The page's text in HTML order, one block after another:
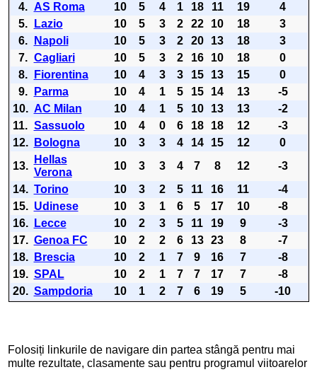
4. AS Roma 10 5 4 1 18 11 19
4
5.
Lazio 10 5 3 2 22 10 18
3
6.
Napoli 10 5 3 2 20 13 18
3
7. Cagliari 10 5 3 2 16 10 18
0
8.
Fiorentina 10 4 3 3 15 13 15
0
9.
Parma 10 4 1 5 15 14 13
-5
10. AC Milan 10 4 1 5 10 13 13
-2
11. Sassuolo 10 4 0 6 18 18 12
-3
12.
Bologna 10 3 3 4 14 15 12
0
13.
Hellas
Verona
10 3 3 4 7 8 12
-3
14. Torino 10 3 2 5 11 16 11
-4
15. Udinese 10 3 1 6 5 17 10
-8
16.
Lecce 10 2 3 5 11 19 9
-3
17. Genoa FC 10 2 2 6 13 23 8
-7
18.
Brescia 10 2 1 7 9 16 7
-8
19. SPAL 10 2 1 7 7 17 7
-8
20. Sampdoria 10 1 2 7 6 19 5 -10
Folosiți linkurile de navigare din partea stângă pentru mai
multe rezultate, clasamente sau pentru programul viitoarelor